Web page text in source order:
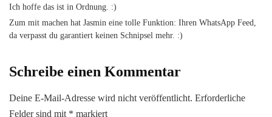
Ich hoffe das ist in Ordnung. :)
Zum mit machen hat Jasmin eine tolle Funktion: Ihren WhatsApp Feed,
da verpasst du garantiert keinen Schnipsel mehr. :)
Schreibe einen Kommentar
Deine E-Mail-Adresse wird nicht veröffentlicht. Erforderliche
Felder sind mit * markiert